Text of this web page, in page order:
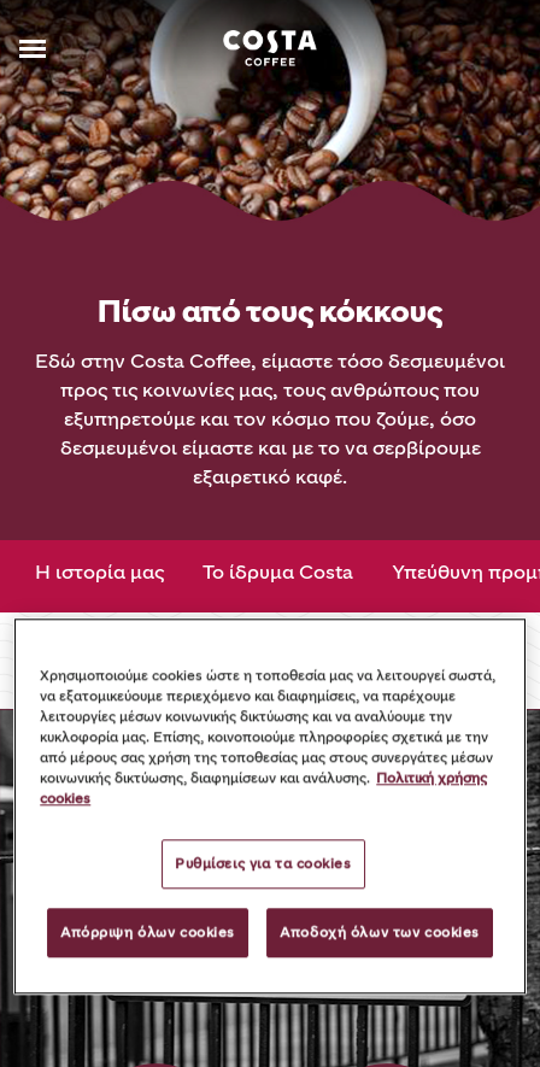
Πίσω από τους κόκκους
Εδώ στην Costa Coffee, είμαστε τόσο δεσμευμένοι
προς τις κοινωνίες μας, τους ανθρώπους που
εξυπηρετούμε και τον κόσμο που ζούμε, όσο
δεσμευμένοι είμαστε και με το να σερβίρουμε
εξαιρετικό καφέ.
Η ιστορία μας Το ίδρυμα Costa Υπεύθυνη
Χρησιμοποιούμε cookies ώστε η τοποθεσία μας να λειτουργεί σωστά,
να εξατομικεύουμε περιεχόμενο και διαφημίσεις, να παρέχουμε
λειτουργίες μέσων κοινωνικής δικτύωσης και να αναλύουμε την
κυκλοφορία μας. Επίσης, κοινοποιούμε πληροφορίες σχετικά με την
από μέρους σας χρήση της τοποθεσίας μας στους συνεργάτες μέσων
κοινωνικής δικτύωσης, διαφημίσεων και ανάλυσης. Πολιτική χρήσης
cookies
Ρυθμίσεις για τα cookies
Απόρριψη όλων cookies Αποδοχή όλων των cookies